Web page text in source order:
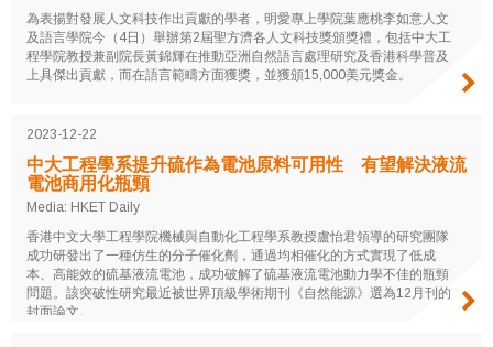
為表揚對發展人文科技作出貢獻的學者，明愛專上學院葉應桃李如意人文
及語言學院今（4日）舉辦第2屆聖方濟各人文科技獎頒獎禮，包括中大工
程學院教授兼副院長黃錦輝在推動亞洲自然語言處理研究及香港科學普及
上具傑出貢獻，而在語言範疇方面獲獎，並獲頒15,000美元獎金。
2023-12-22
中大工程學系提升硫作為電池原料可用性 有望解決液流
電池商用化瓶頸
Media: HKET Daily
香港中文大學工程學院機械與自動化工程學系教授盧怡君領導的研究團隊
成功研發出了一種仿生的分子催化劑，通過均相催化的方式實現了低成
本、高能效的硫基液流電池，成功破解了硫基液流電池動力學不佳的瓶頸
問題。該突破性研究最近被世界頂級學術期刊《自然能源》選為12月刊的
封面論文。